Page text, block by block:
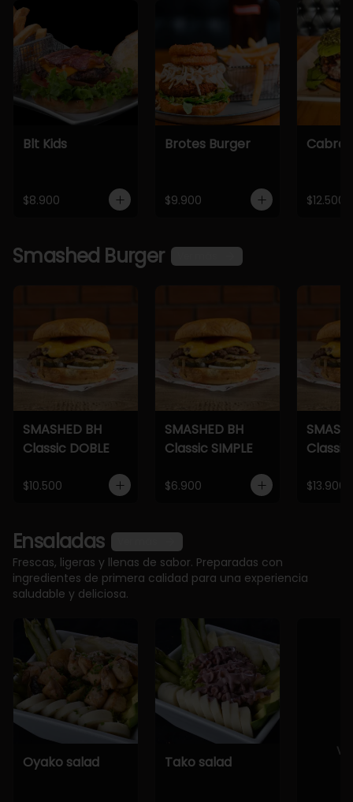
Blt Kids
$8.900
Brotes Burger
$9.900
Cabra
$12.500
Smashed Burger
SMASHED BH
Classic DOBLE
$10.500
SMASHED BH
Classic SIMPLE
$6.900
Classic
$13.900
Ensaladas
Frescas, ligeras y llenas de sabor. Preparadas con
ingredientes de primera calidad para una experiencia
saludable y deliciosa.
Oyako salad Tako salad